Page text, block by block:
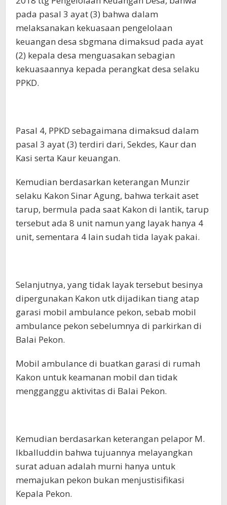
pada pasal 3 ayat (3) bahwa dalam
melaksanakan kekuasaan pengelolaan
keuangan desa sbgmana dimaksud pada ayat
(2) kepala desa menguasakan sebagian
kekuasaannya kepada perangkat desa selaku
PPKD.
Pasal 4, PPKD sebagaimana dimaksud dalam
pasal 3 ayat (3) terdiri dari, Sekdes, Kaur dan
Kasi serta Kaur keuangan.
Kemudian berdasarkan keterangan Munzir
selaku Kakon Sinar Agung, bahwa terkait aset
tarup, bermula pada saat Kakon di lantik, tarup
tersebut ada 8 unit namun yang layak hanya 4
unit, sementara 4 lain sudah tida layak pakai.
Selanjutnya, yang tidak layak tersebut besinya
dipergunakan Kakon utk dijadikan tiang atap
garasi mobil ambulance pekon, sebab mobil
ambulance pekon sebelumnya di parkirkan di
Balai Pekon.
Mobil ambulance di buatkan garasi di rumah
Kakon untuk keamanan mobil dan tidak
mengganggu aktivitas di Balai Pekon.
Kemudian berdasarkan keterangan pelapor M.
Ikballuddin bahwa tujuannya melayangkan
surat aduan adalah murni hanya untuk
memajukan pekon bukan menjustisifikasi
Kepala Pekon.